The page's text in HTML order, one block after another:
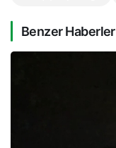
Benzer Haberler